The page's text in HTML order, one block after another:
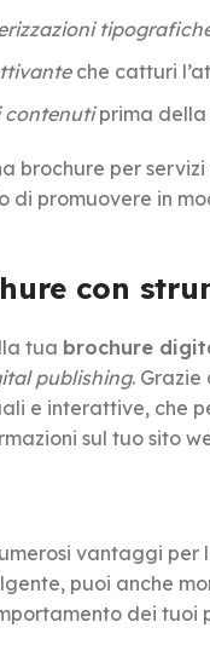
che catturi
contenutiprima della
brochure per
di promuovere in
con
tua brochure
publishing.
e interattive, che
sul tuo sito
vantaggi per
puoi anche
dei tuoi